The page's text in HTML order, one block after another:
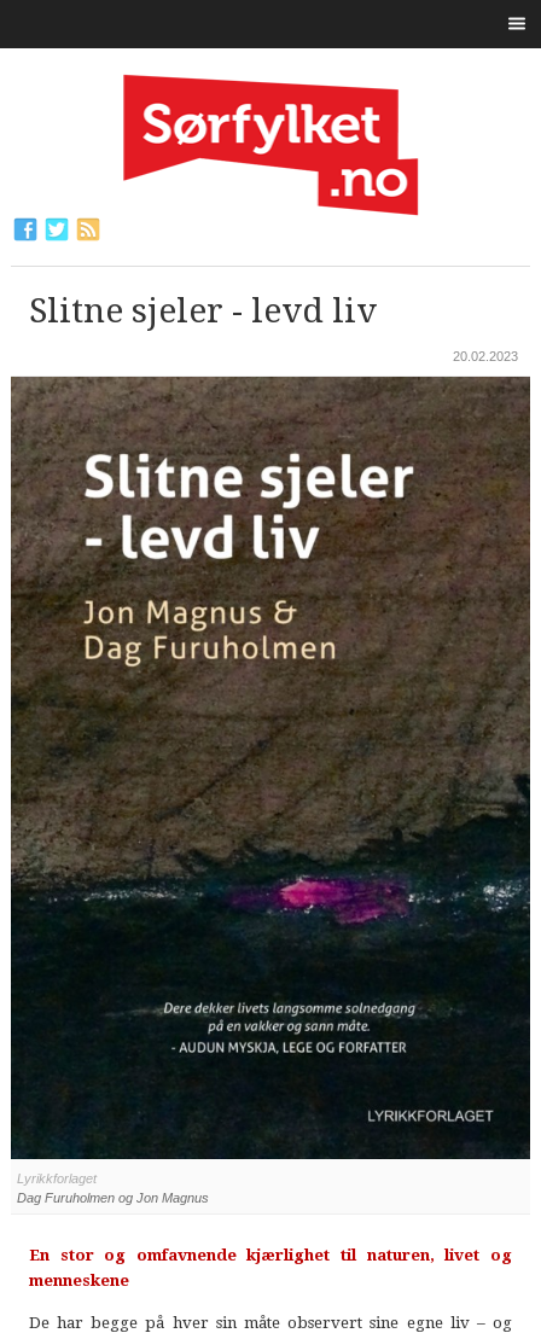
Slitne sjeler - levd liv
20.02.2023
Lyrikkforlaget
Dag Furuholmen og Jon Magnus
En stor og omfavnende kjærlighet til naturen, livet og
menneskene
De har begge på hver sin måte observert sine egne liv – og